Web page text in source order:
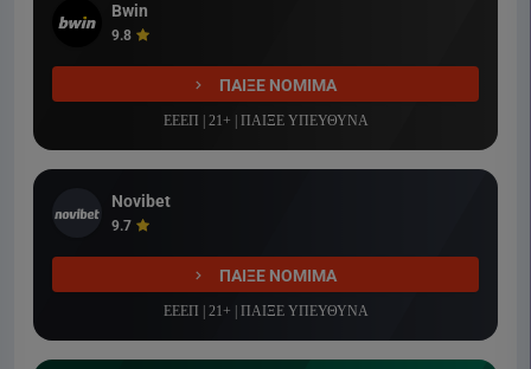
Bwin
9.8
ΠΑΙΞΕ ΝΟΜΙΜΑ
ΕΕΕΠ | 21+ | ΠΑΙΞΕ ΥΠΕΥΘΥΝΑ
Novibet
9.7
ΠΑΙΞΕ ΝΟΜΙΜΑ
ΕΕΕΠ | 21+ | ΠΑΙΞΕ ΥΠΕΥΘΥΝΑ